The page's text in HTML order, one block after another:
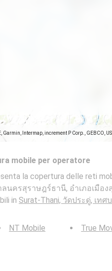
Garmin, Intermap, increment P Corp., GEBCO,
mobile per operatore
la copertura delle reti
ลนครสุราษฎร์ธานี, อำเภอเมือง
in Surat-Thani, วัดประดู่, เท
NT Mobile True